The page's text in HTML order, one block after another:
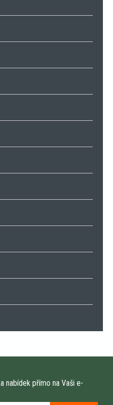
nabídek přímo na Vaši e-